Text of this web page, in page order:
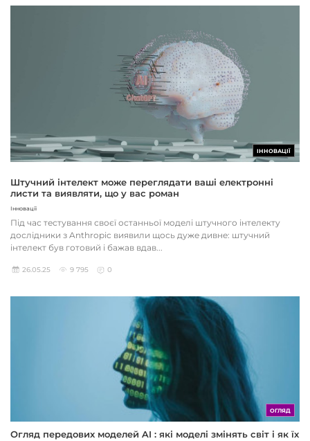
ІННОВАЦІЇ
Штучний інтелект може переглядати ваші електронні
листи та виявляти, що у вас роман
Інновації
Під час тестування своєї останньої моделі штучного інтелекту
дослідники з Anthropic виявили щось дуже дивне: штучний
інтелект був готовий і бажав вдав...
26.05.25 9 795 0
ОГЛЯД
Огляд передових моделей AI : які моделі змінять світ і як їх